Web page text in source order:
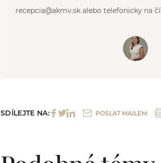
recepcia@akmv.sk alebo telefonicky na
SDÍLEJTE NA: POSLAT MAILEM